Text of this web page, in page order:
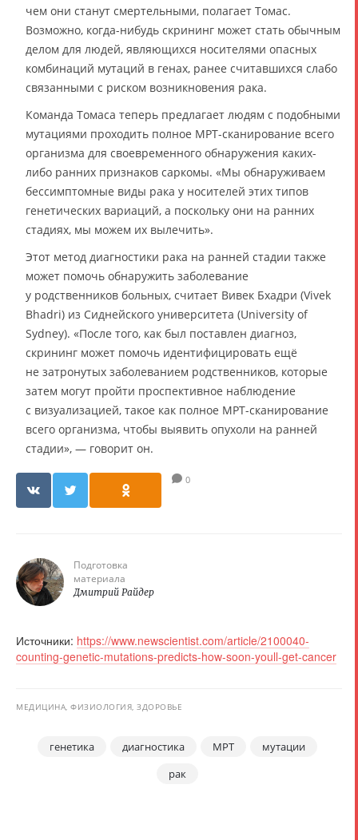
чем они станут смертельными, полагает Томас.
Возможно, когда-нибудь скрининг может стать обычным
делом для людей, являющихся носителями опасных
комбинаций мутаций в генах, ранее считавшихся слабо
связанными с риском возникновения рака.
Команда Томаса теперь предлагает людям с подобными
мутациями проходить полное МРТ-сканирование всего
организма для своевременного обнаружения каких-
либо ранних признаков саркомы. «Мы обнаруживаем
бессимптомные виды рака у носителей этих типов
генетических вариаций, а поскольку они на ранних
стадиях, мы можем их вылечить».
Этот метод диагностики рака на ранней стадии также
может помочь обнаружить заболевание
у родственников больных, считает Вивек Бхадри (Vivek
Bhadri) из Сиднейского университета (University of
Sydney). «После того, как был поставлен диагноз,
скрининг может помочь идентифицировать ещё
не затронутых заболеванием родственников, которые
затем могут пройти проспективное наблюдение
с визуализацией, такое как полное МРТ-сканирование
всего организма, чтобы выявить опухоли на ранней
стадии», — говорит он.
0
Подготовка
материала
Дмитрий Райдер
Источники: https://www.newscientist.com/article/2100040-
counting-genetic-mutations-predicts-how-soon-youll-get-cancer
МЕДИЦИНА, ФИЗИОЛОГИЯ, ЗДОРОВЬЕ
генетика диагностика МРТ
мутации
рак